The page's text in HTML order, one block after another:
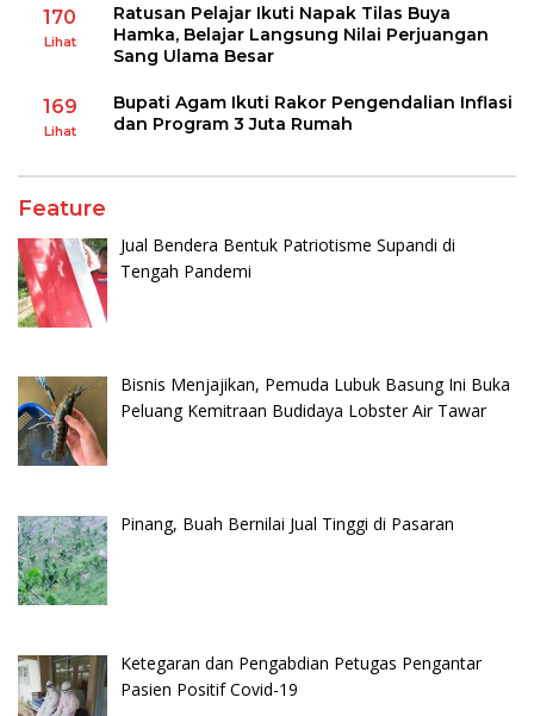
170
Lihat
Ratusan Pelajar Ikuti Napak Tilas Buya
Hamka, Belajar Langsung Nilai Perjuangan
Sang Ulama Besar
169
Lihat
Bupati Agam Ikuti Rakor Pengendalian Inflasi
dan Program 3 Juta Rumah
Feature
Jual Bendera Bentuk Patriotisme Supandi di
Tengah Pandemi
Bisnis Menjajikan, Pemuda Lubuk Basung Ini Buka
Peluang Kemitraan Budidaya Lobster Air Tawar
Pinang, Buah Bernilai Jual Tinggi di Pasaran
Ketegaran dan Pengabdian Petugas Pengantar
Pasien Positif Covid-19